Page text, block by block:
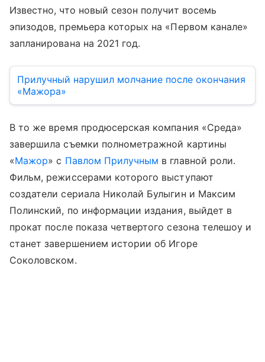
Известно, что новый сезон получит восемь
эпизодов, премьера которых на «Первом канале»
запланирована на 2021 год.
Прилучный нарушил молчание после окончания
«Мажора»
В то же время продюсерская компания «Среда»
завершила съемки полнометражной картины
«Мажор» с Павлом Прилучным в главной роли.
Фильм, режиссерами которого выступают
создатели сериала Николай Булыгин и Максим
Полинский, по информации издания, выйдет в
прокат после показа четвертого сезона телешоу и
станет завершением истории об Игоре
Соколовском.